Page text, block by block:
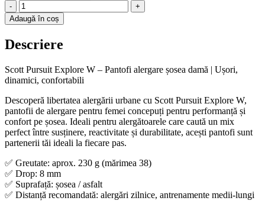
-
+
Adaugă în coș
Descriere
Scott Pursuit Explore W – Pantofi alergare șosea damă | Ușori,
dinamici, confortabili
Descoperă libertatea alergării urbane cu Scott Pursuit Explore W,
pantofii de alergare pentru femei concepuți pentru performanță și
confort pe șosea. Ideali pentru alergătoarele care caută un mix
perfect între susținere, reactivitate și durabilitate, acești pantofi sunt
partenerii tăi ideali la fiecare pas.
✅ Greutate: aprox. 230 g (mărimea 38)
✅ Drop: 8 mm
✅ Suprafață: șosea / asfalt
✅ Distanță recomandată: alergări zilnice, antrenamente medii-lungi